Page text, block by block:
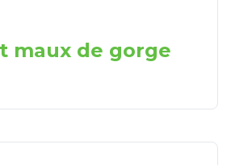
maux de gorge